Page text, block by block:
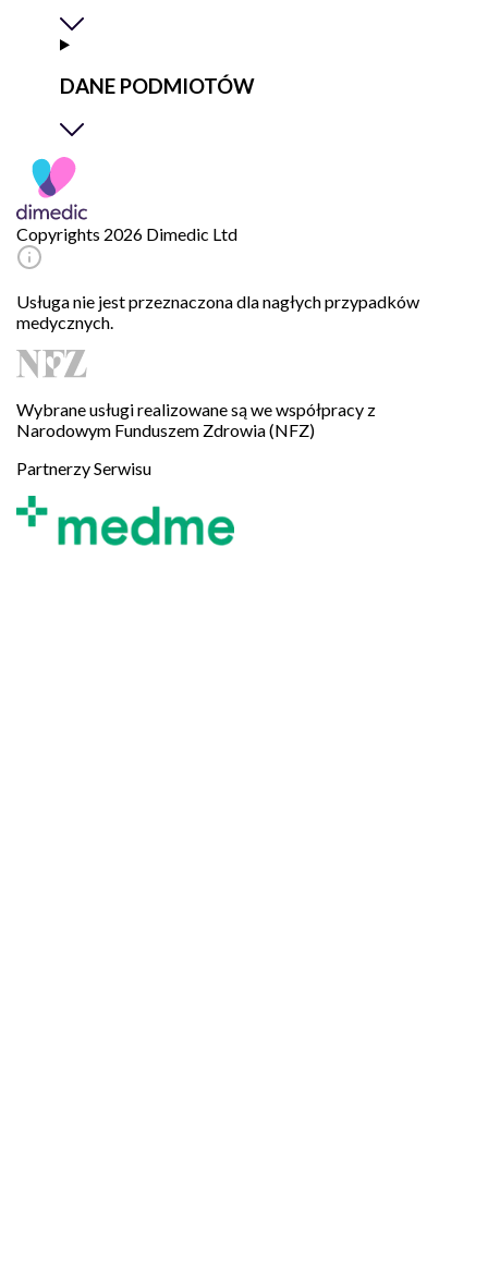
DANE PODMIOTÓW
Copyrights 2026 Dimedic Ltd
Usługa nie jest przeznaczona dla nagłych przypadków
medycznych.
Wybrane usługi realizowane są we współpracy z
Narodowym Funduszem Zdrowia (NFZ)
Partnerzy Serwisu